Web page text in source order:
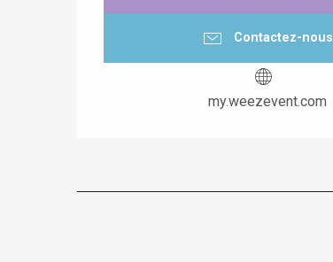
Contactez-nous
my.weezevent.com